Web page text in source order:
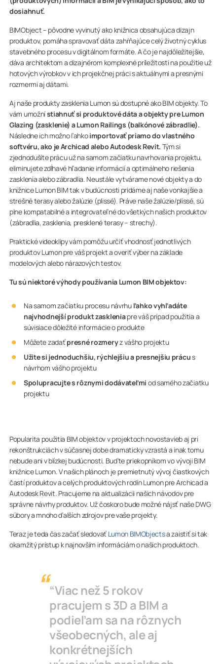
dosiahnuť.
BIMObject – pôvodne vyvinutý ako knižnica obsahujúca dizajn
produktov, pomáha spravovať dáta zahŕňajúce celý životný cyklus
stavebného procesu v digitálnom formáte. A čo je najdôležitejšie,
dáva architektom a dizajnérom komplexné príležitosti na použitie už
hotových výrobkov v ich projekčnej práci s aktuálnymi a presnými
rozmermi aj dátami.
Aj naše produkty zasklenia Lumon sú dostupné ako BIM objekty. To
vám umožnístiahnuť si produktové dáta a objekty pre Lumon
Glazing (zasklenie) a Lumon Railings (balkónové zábradlie).
Následne ich možno ľahkoimportovať priamo do vlastného
softvéru, ako je Archicad alebo Autodesk Revit. Tým si
zjednodušíte prácu už na samom začiatku navrhovania projektu,
eliminujete zdĺhavé hľadanie informácií a optimálneho riešenia
zasklenia alebo zábradlia. Neustále vytvárame nové objekty a do
knižnice Lumon BIM tak v budúcnosti pridáme aj naše vonkajšie a
strešné terasy alebo žalúzie (plissé). Práve naše žalúzie/plissé, sú
plne kompatabilné a integrovateľné do všetkých našich produktov
(zábradlia, zasklenia, presklené terasy – strechy).
Praktické videoklipy vám pomôžu určiť vhodnosť jednotlivých
produktov Lumon pre váš projekt a overiť výber na základe
modelových alebo nárazových testov.
Tu sú niektoré výhody používania Lumon BIM objektov:
Na samom začiatku procesu návrhu ľahko vyhľadáte
najvhodnejší produkt zaskleniapre váš prípad použitia a
súvisiace dôležité informácie o produkte
Môžete zadaťpresné rozmeryz vášho projektu
Užite si jednoduchšiu, rýchlejšiu a presnejšiu prácus
návrhom vášho projektu
Spolupracujte s rôznymi dodávateľmi od samého začiatku
projektu
Popularita použitia BIM objektov v projektoch novostavieb aj pri
rekonštrukciách v súčasnej dobe dramaticky vzrastá a inak tomu
nebude ani v blízkej budúcnosti. Buďte priekopníkom vo vývoji BIM
knižnice Lumon. V našich plánoch je premietnutý vývoj čiastkových
častí produktov a celých produktových rodín Lumon pre Archicad a
Autodesk Revit. Pracujeme na aktualizácii našich návodov pre
správne návrhy produktov. Už čoskoro bude možné nájsť naše DWG
súbory a mnoho ďalších zdrojov pre vaše projekty.
Teraz je teda čas začať sledovať Lumon BIMObjectsa zaistiť si tak
okamžitý prístup k najnovším informáciám o našich produktoch.
“Viac než 5 rokov
pracujem s 3D a BIM a
podieľam sa na rôznych
všeobecných, ale aj
konkrétnejších